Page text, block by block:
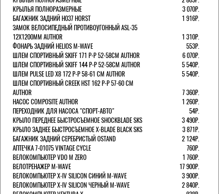
КРЫЛЬЯ ПОЛНОРАЗМЕРНЫЕ
3 070Р.
БАГАЖНИК ЗАДНИЙ H037 HORST
1 916Р.
ЗАМОК ВЕЛОСИПЕДНЫЙ ПРОТИВОУГОННЫЙ ASL-35
12Х1200ММ AUTHOR
1 310Р.
ФОНАРЬ ЗАДНИЙ HELIOS M-WAVE
553Р.
ШЛЕМ СПОРТИВНЫЙ SKIFF 171 Р-Р 52-58СМ AUTHOR
6 070Р.
ШЛЕМ СПОРТИВНЫЙ SKIFF 144 Р-Р 52-58СМ AUTHOR
5 540Р.
ШЛЕМ PULSE LED X8 172 Р-Р 58-61 СМ AUTHOR
5 540Р.
ШЛЕМ СПОРТИВНЫЙ CREEK HST 162 Р-Р 57-60 СМ
AUTHOR
7 360Р.
НАСОС COMPOSITE AUTHOR
1 260Р.
ПЕРЕХОДНИК ДЛЯ НАСОСА "СПОРТ-АВТО"
54Р.
КРЫЛО ПЕРЕДНЕЕ БЫСТРОСЪЕМНОЕ SHOCKBLADE SKS
3 490Р.
КРЫЛО ЗАДНЕЕ БЫСТРОСЪЕМНОЕ X-BLADE BLACK SKS
3 871Р.
БАГАЖНИК ЗАДНИЙ СЕРЕБРИСТЫЙ OSTAND
2 124Р.
АПТЕЧКА 7-01075 VINTAGE CYCLE
760Р.
ВЕЛОКОМПЬЮТЕР VDO M ZERO
1 760Р.
ВЕЛОТРЕНАЖЕР M-WAVE
17 900Р.
ВЕЛОКОМПЬЮТЕР X-IV SILICON СИНИЙ M-WAVE
3 900Р.
ВЕЛОКОМПЬЮТЕР X-IV SILICON ЧЕРНЫЙ M-WAVE
2 840Р.